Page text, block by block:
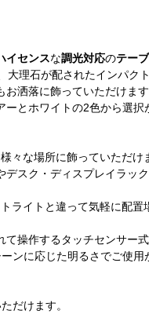
イセンスな調光対応のテー
理石が配されたインパク
洒落に飾っていただけます
とホワイトの2色から選択
々な場所に飾っていただけ
スク・ディスプレイラッ
ライトと違って気軽に配置
操作するタッチセンサー式
ンに応じた明るさでご使用
だけます。